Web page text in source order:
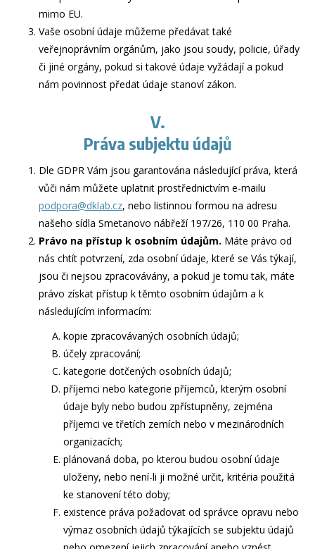
mimo EU.
Vaše osobní údaje můžeme předávat také
veřejnoprávním orgánům, jako jsou soudy, policie, úřady
či jiné orgány, pokud si takové údaje vyžádají a pokud
nám povinnost předat údaje stanoví zákon.
V.
Práva subjektu údajů
Dle GDPR Vám jsou garantována následující práva, která
vůči nám můžete uplatnit prostřednictvím e-mailu
podpora@dklab.cz, nebo listinnou formou na adresu
našeho sídla Smetanovo nábřeží 197/26, 110 00 Praha.
Právo na přístup k osobním údajům. Máte právo od
nás chtít potvrzení, zda osobní údaje, které se Vás týkají,
jsou či nejsou zpracovávány, a pokud je tomu tak, máte
právo získat přístup k těmto osobním údajům a k
následujícím informacím:
kopie zpracovávaných osobních údajů;
účely zpracování;
kategorie dotčených osobních údajů;
příjemci nebo kategorie příjemců, kterým osobní
údaje byly nebo budou zpřístupněny, zejména
příjemci ve třetích zemích nebo v mezinárodních
organizacích;
plánovaná doba, po kterou budou osobní údaje
uloženy, nebo není-li ji možné určit, kritéria použitá
ke stanovení této doby;
existence práva požadovat od správce opravu nebo
výmaz osobních údajů týkajících se subjektu údajů